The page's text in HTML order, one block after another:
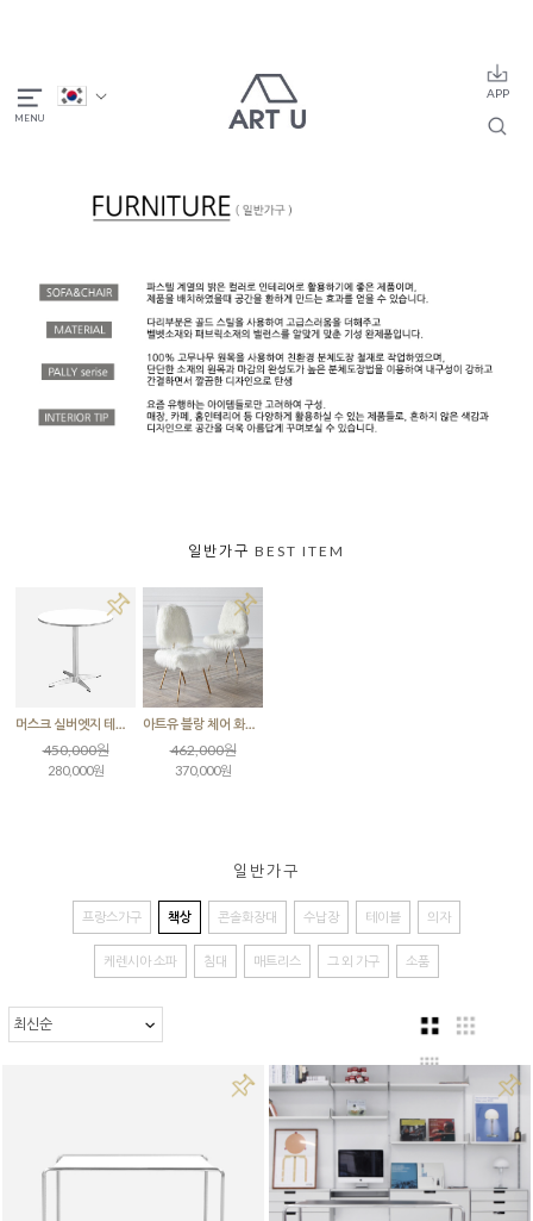
일반가구 BEST ITEM
머스크 실버엣지 테이블 실버다리
450,000원
280,000원
아트유 블랑 체어 화이트
462,000원
370,000원
일반가구
프랑스가구 책상 콘솔화장대 수납장 테이블 의자
케렌시아 소파 침대 매트리스 그 외 가구 소품